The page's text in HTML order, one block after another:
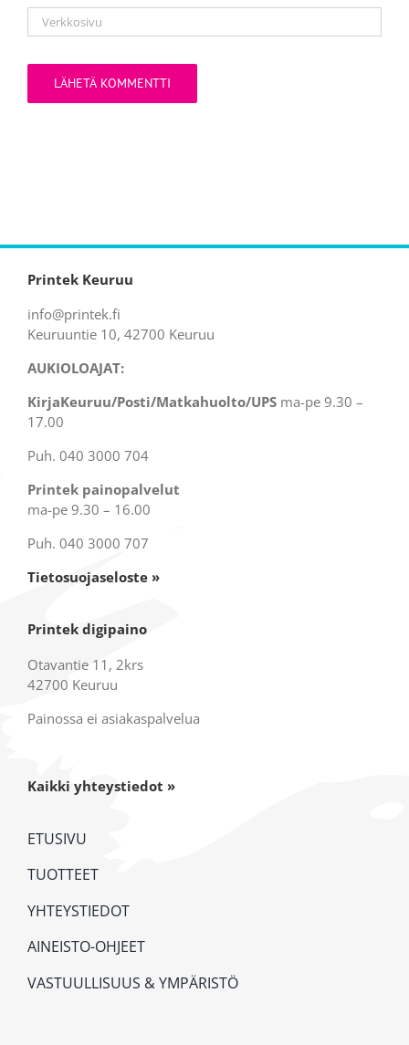
Printek Keuruu
info@printek.fi
Keuruuntie 10, 42700 Keuruu
AUKIOLOAJAT:
KirjaKeuruu/Posti/Matkahuolto/UPSma-pe 9.30 –
17.00
Puh. 040 3000 704
Printek painopalvelut
ma-pe 9.30 – 16.00
Puh. 040 3000 707
Tietosuojaseloste »
Printek digipaino
Otavantie 11, 2krs
42700 Keuruu
Painossa ei asiakaspalvelua
Kaikki yhteystiedot »
ETUSIVU
TUOTTEET
YHTEYSTIEDOT
AINEISTO-OHJEET
VASTUULLISUUS & YMPÄRISTÖ